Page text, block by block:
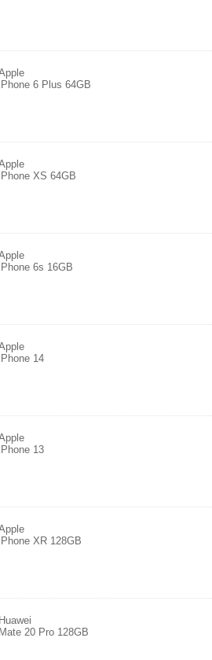
iPhone 6 Plus 64GB
iPhone XS 64GB
iPhone 6s 16GB
iPhone 14
iPhone 13
iPhone XR 128GB
Huawei
Mate 20 Pro 128GB